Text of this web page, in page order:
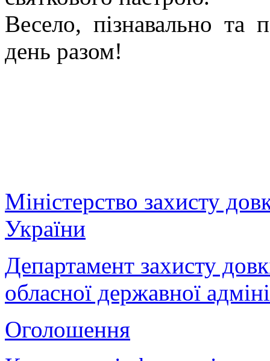
Весело, пізнавально та
день разом!
Міністерство захисту
України
Департамент захисту
обласної державної
Оголошення